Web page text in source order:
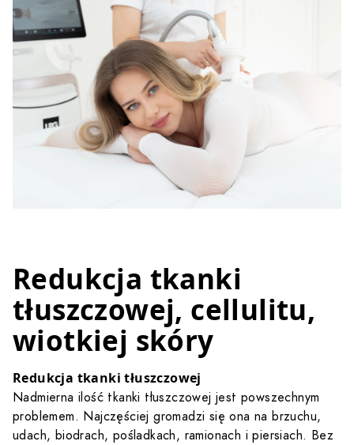
Redukcja tkanki
tłuszczowej, cellulitu,
wiotkiej skóry
Redukcja tkanki tłuszczowej
Nadmierna ilość tkanki tłuszczowej jest powszechnym
problemem. Najczęściej gromadzi się ona na brzuchu,
udach, biodrach, pośladkach, ramionach i piersiach. Bez